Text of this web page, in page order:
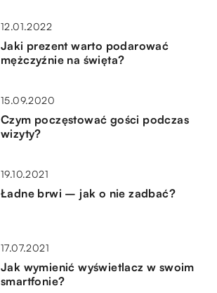
12.01.2022
Jaki prezent warto podarować
mężczyźnie na święta?
15.09.2020
Czym poczęstować gości podczas
wizyty?
19.10.2021
Ładne brwi – jak o nie zadbać?
17.07.2021
Jak wymienić wyświetlacz w swoim
smartfonie?